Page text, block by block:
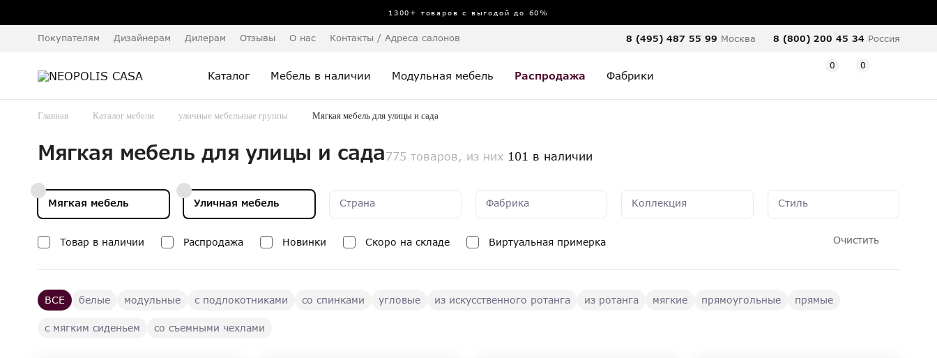
1300+ товаров с выгодой до 60%
Покупателям Дизайнерам Дилерам Отзывы О нас Контакты / Адреса салонов 8 (495) 487 55 99 Москва 8 (800) 200 45 34 Россия
Каталог Мебель в наличии Модульная мебель Распродажа Фабрики
0 0
Главная Каталог мебели уличные мебельные группы Мягкая мебель для улицы и сада
Мягкая мебель для улицы и сада775 товаров, из них 101 в наличии
Мягкая мебель Уличная мебель Страна Фабрика Коллекция Стиль
Товар в наличии Распродажа Новинки Скоро на складе Виртуальная примерка Очистить
ВСЕ белые модульные с подлокотниками со спинками угловые из искусственного ротанга из ротанга мягкие прямоугольные прямые
с мягким сиденьем со съемными чехлами